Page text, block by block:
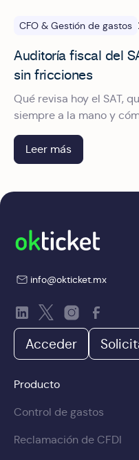
CFO & Gestión de gastos
Auditoría fiscal del
sin fricciones
Qué revisa hoy el SAT,
siempre a la mano y
expediente que
Leer más
info@okticket.mx
Acceder
Producto
Control de gastos
Reclamación de CFDI